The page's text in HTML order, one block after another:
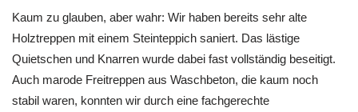
Kaum zu glauben, aber wahr: Wir haben bereits sehr alte
Holztreppen mit einem Steinteppich saniert. Das lästige
Quietschen und Knarren wurde dabei fast vollständig beseitigt.
Auch marode Freitreppen aus Waschbeton, die kaum noch
stabil waren, konnten wir durch eine fachgerechte